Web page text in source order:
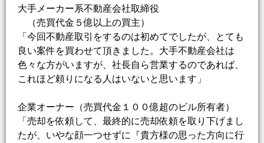
大手メーカー系不動産会社取締役
（売買代金５億以上の買主）
「今回不動産取引をするのは初めてでしたが、とても
良い案件を買わせて頂きました。大手不動産会社は
色々な方がいますが、社長自ら営業するのであれば、
これほど頼りになる人はいないと思います」
企業オーナー（売買代金１００億超のビル所有者）
「売却を依頼して、最終的に売却依頼を取り下げまし
たが、いやな顔一つせずに『貴方様の思った方向に行